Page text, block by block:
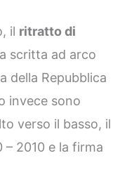
il ritratto di
scritta ad arco
della Repubblica
invece sono
verso il basso, il
– 2010 e la firma